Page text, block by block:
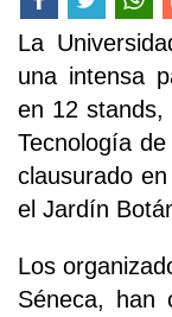
La
una intensa
en 12 stands,
Tecnología
clausurado
el Jardín
Los
Séneca, han